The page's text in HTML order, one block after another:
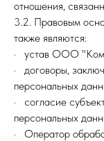
отношения,
3.2. Правовым
также являются:
· устав ООО
· договоры,
персональных
· согласие
персональных
· Оператор